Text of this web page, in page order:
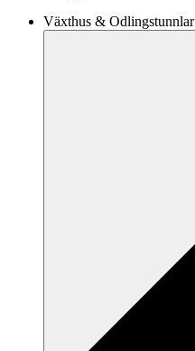
Växthus & Odlingstunnlar